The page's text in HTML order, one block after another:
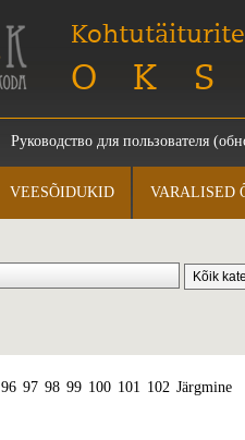
Руководство для пользователя
VEESÕIDUKID VARALISED
96 97 98 99 100 101 102 Järgmine